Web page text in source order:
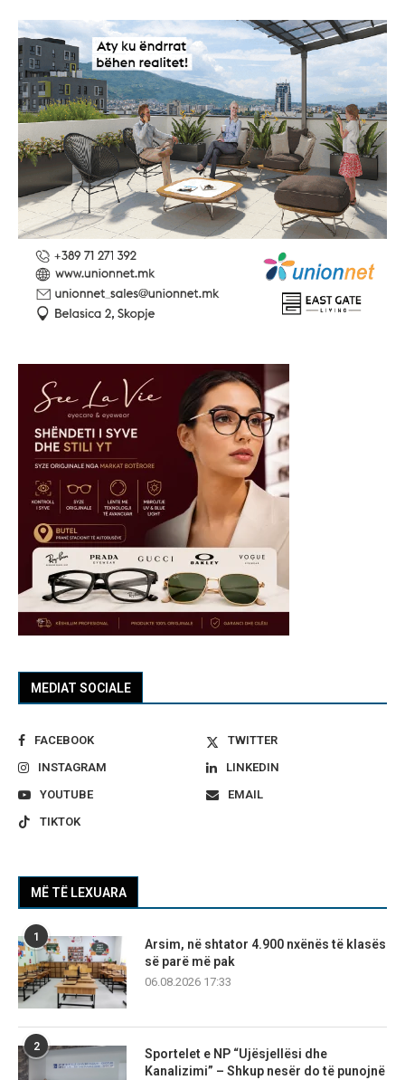
MEDIAT SOCIALE
FACEBOOK
TWITTER
INSTAGRAM
LINKEDIN
YOUTUBE
EMAIL
TIKTOK
MË TË LEXUARA
1
Arsim, në shtator 4.900 nxënës të klasës
së parë më pak
06.08.2026 17:33
2
Sportelet e NP “Ujësjellësi dhe
Kanalizimi” – Shkup nesër do të punojnë